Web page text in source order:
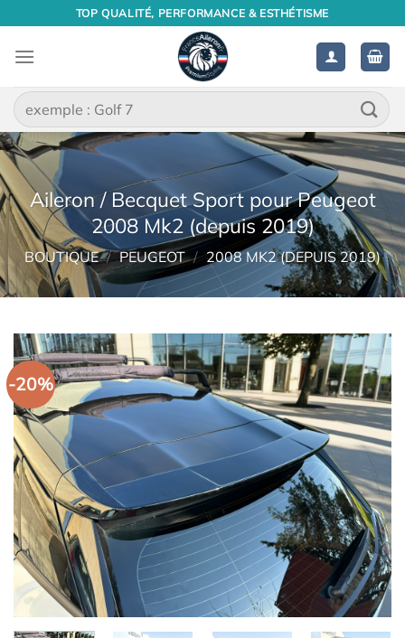
contenu
TOP QUALITÉ, PERFORMANCE & ESTHÉTISME
Recherche
pour :
Aileron / Becquet Sport pour Peugeot
2008 Mk2 (depuis 2019)
BOUTIQUE / PEUGEOT / 2008 MK2 (DEPUIS 2019)
-20%